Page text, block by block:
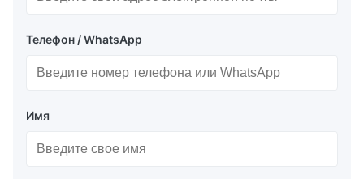
Телефон / WhatsApp
Имя